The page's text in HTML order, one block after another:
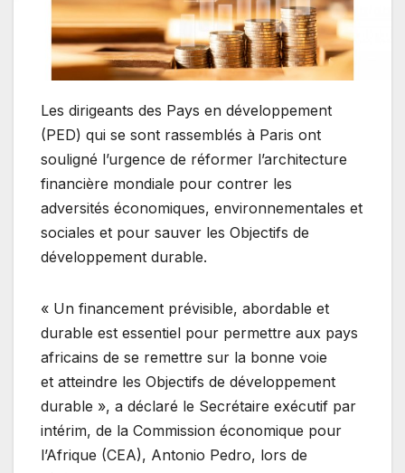
Les dirigeants des Pays en développement
(PED) qui se sont rassemblés à Paris ont
souligné l’urgence de réformer l’architecture
financière mondiale pour contrer les
adversités économiques, environnementales et
sociales et pour sauver les Objectifs de
développement durable.
« Un financement prévisible, abordable et
durable est essentiel pour permettre aux pays
africains de se remettre sur la bonne voie
et atteindre les Objectifs de développement
durable », a déclaré le Secrétaire exécutif par
intérim, de la Commission économique pour
l’Afrique (CEA), Antonio Pedro, lors de